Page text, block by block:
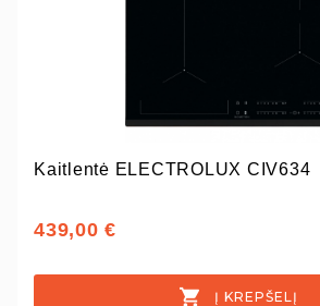
Kaitlentė ELECTROLUX CIV634
439,00 €
Į KREPŠELĮ